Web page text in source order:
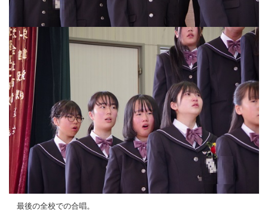
最後の全校での合唱。